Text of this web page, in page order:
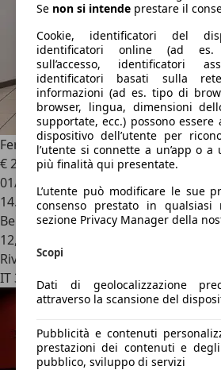
Ferrari F8 Tributo3.9T V8 F1 Coupè
€ 299.900
01/2021
14.900 km
Benzina
12,0 l/100 km (comb.)
Rivenditore
IT 35131 Padova
Se non si intende prestare il
Cookie, identificatori del
identificatori online (ad es.
sull’accesso, identificatori
identificatori basati sulla
informazioni (ad es. tipo di
browser, lingua, dimensioni
supportate, ecc.) possono
dispositivo dell’utente per
l’utente si connette a un’app o
più finalità qui presentate.
L’utente può modificare le sue
consenso prestato in qualsiasi
sezione Privacy Manager della
Scopi
Dati di geolocalizzazione
attraverso la scansione del
Pubblicità e contenuti
prestazioni dei contenuti e
pubblico, sviluppo di servizi